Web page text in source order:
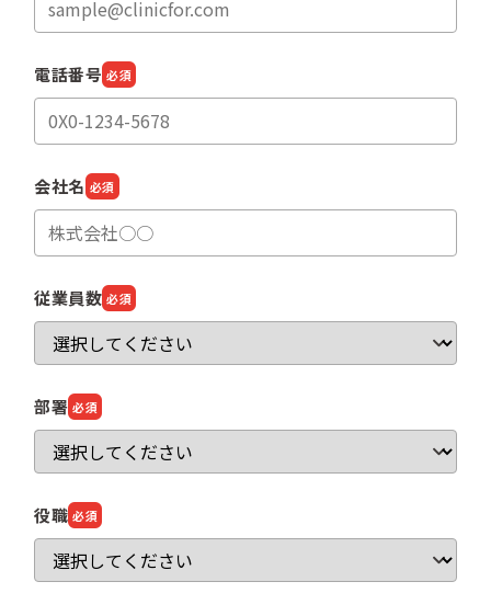
電話番号 必須
会社名 必須
従業員数 必須
部署 必須
役職 必須